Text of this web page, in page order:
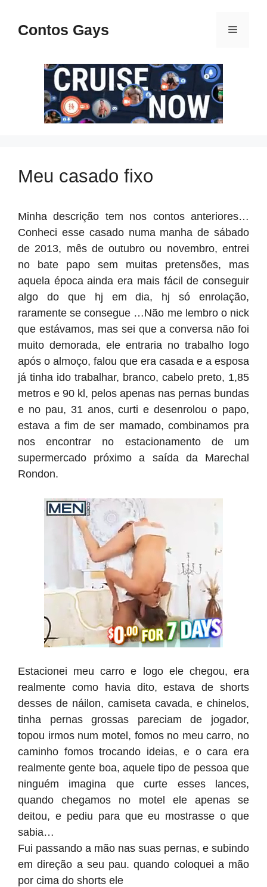
paraContos Gays Menu
Meu casado fixo
Minha descrição tem nos contos anteriores…
Conheci esse casado numa manha de sábado
de 2013, mês de outubro ou novembro, entrei
no bate papo sem muitas pretensões, mas
aquela época ainda era mais fácil de conseguir
algo do que hj em dia, hj só enrolação,
raramente se consegue …Não me lembro o nick
que estávamos, mas sei que a conversa não foi
muito demorada, ele entraria no trabalho logo
após o almoço, falou que era casada e a esposa
já tinha ido trabalhar, branco, cabelo preto, 1,85
metros e 90 kl, pelos apenas nas pernas bundas
e no pau, 31 anos, curti e desenrolou o papo,
estava a fim de ser mamado, combinamos pra
nos encontrar no estacionamento de um
supermercado próximo a saída da Marechal
Rondon.
Estacionei meu carro e logo ele chegou, era
realmente como havia dito, estava de shorts
desses de náilon, camiseta cavada, e chinelos,
tinha pernas grossas pareciam de jogador,
topou irmos num motel, fomos no meu carro, no
caminho fomos trocando ideias, e o cara era
realmente gente boa, aquele tipo de pessoa que
ninguém imagina que curte esses lances,
quando chegamos no motel ele apenas se
deitou, e pediu para que eu mostrasse o que
sabia…
Fui passando a mão nas suas pernas, e subindo
em direção a seu pau. quando coloquei a mão
por cima do shorts ele